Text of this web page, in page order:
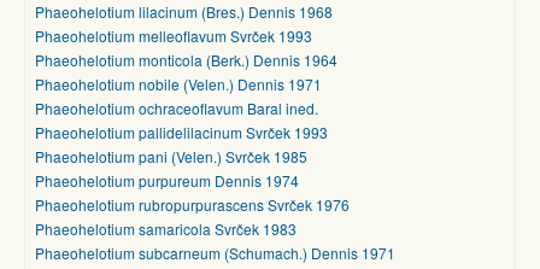
Phaeohelotium lilacinum (Bres.) Dennis 1968
Phaeohelotium melleoflavum Svrček 1993
Phaeohelotium monticola (Berk.) Dennis 1964
Phaeohelotium nobile (Velen.) Dennis 1971
Phaeohelotium ochraceoflavum Baral ined.
Phaeohelotium pallidelilacinum Svrček 1993
Phaeohelotium pani (Velen.) Svrček 1985
Phaeohelotium purpureum Dennis 1974
Phaeohelotium rubropurpurascens Svrček 1976
Phaeohelotium samaricola Svrček 1983
Phaeohelotium subcarneum (Schumach.) Dennis 1971